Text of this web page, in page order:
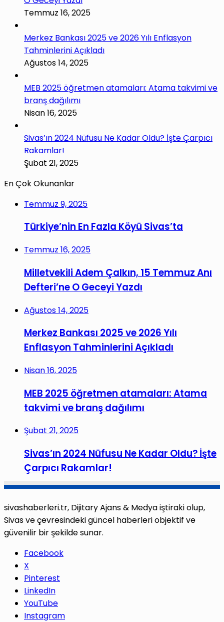
Temmuz 16, 2025
Merkez Bankası 2025 ve 2026 Yılı Enflasyon
Tahminlerini Açıkladı
Ağustos 14, 2025
MEB 2025 öğretmen atamaları: Atama takvimi ve
branş dağılımı
Nisan 16, 2025
Sivas’ın 2024 Nüfusu Ne Kadar Oldu? İşte Çarpıcı
Rakamlar!
Şubat 21, 2025
En Çok Okunanlar
Temmuz 9, 2025
Türkiye’nin En Fazla Köyü Sivas’ta
Temmuz 16, 2025
Milletvekili Adem Çalkın, 15 Temmuz Anı
Defteri’ne O Geceyi Yazdı
Ağustos 14, 2025
Merkez Bankası 2025 ve 2026 Yılı
Enflasyon Tahminlerini Açıkladı
Nisan 16, 2025
MEB 2025 öğretmen atamaları: Atama
takvimi ve branş dağılımı
Şubat 21, 2025
Sivas’ın 2024 Nüfusu Ne Kadar Oldu? İşte
Çarpıcı Rakamlar!
sivashaberleri.tr, Dijitary Ajans & Medya iştiraki olup,
Sivas ve çevresindeki güncel haberleri objektif ve
güvenilir bir şekilde sunar.
Facebook
X
Pinterest
LinkedIn
YouTube
Instagram